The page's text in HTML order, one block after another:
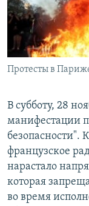
ПОБЕДИТЕЛЕЙ НЕ
ELIFBE
УКРАИНСКАЯ
ПРИСОЕДИНЯЙТЕСЬ!
Протесты в
В субботу, 28
манифестации
безопасности".
французское
нарастало
которая
во время